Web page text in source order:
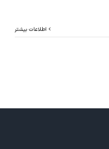
اطلاعات بیشتر